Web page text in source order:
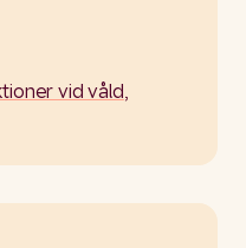
vid våld,